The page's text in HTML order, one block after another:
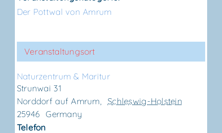
Der Pottwal von Amrum
Veranstaltungsort
Natur­zen­trum & Maritur
Strunwai 31
Norddorf auf Amrum
Schleswig-Holstein
25946 Germany
Telefon